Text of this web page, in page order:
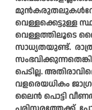
വെള്ളക്കെട്ടുള്ള
വെള്ളത്തിലൂടെ
സാധ്യതയുണ്ട്‌.
പെടില്ല.
വളരെയധികം
ലൈൻ പൊട്ടി വീണത്